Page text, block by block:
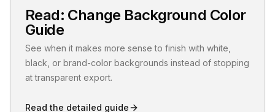
Read: Change Background Color
Guide
See when it makes more sense to finish with white,
black, or brand-color backgrounds instead of stopping
at transparent export.
Read the detailed guide